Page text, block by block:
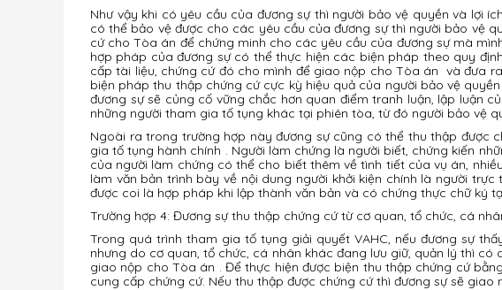
Như vậy khi có yêu cầu của đương sự thì người bảo vệ quyền và lợi
có thể bảo vệ được cho các yêu cầu của đương sự thì người bảo vệ
cứ cho Tòa án để chứng minh cho các yêu cầu của đương sự mà
hợp pháp của đương sự có thể thực hiện các biện pháp theo quy
cấp tài liệu, chứng cứ đó cho mình để giao nộp cho Tòa án và đưa
biện pháp thu thập chứng cứ cực kỳ hiệu quả của người bảo vệ
đương sự sẽ củng cố vững chắc hơn quan điểm tranh luận, lập luận
những người tham gia tố tụng khác tại phiên tòa, từ đó người bảo vệ
Ngoài ra trong trường hợp này đương sự cũng có thể thu thập được
gia tố tụng hành chính . Người làm chứng là người biết, chứng kiến
của người làm chứng có thể cho biết thêm về tình tiết của vụ án,
làm văn bản trình bày về nội dung người khởi kiện chính là người
được coi là hợp pháp khi lập thành văn bản và có chứng thực chữ ký
Trường hợp 4: Đương sự thu thập chứng cứ từ cơ quan, tổ chức, cá
Trong quá trình tham gia tố tụng giải quyết VAHC, nếu đương sự
nhưng do cơ quan, tổ chức, cá nhân khác đang lưu giữ, quản lý thì
giao nộp cho Tòa án . Để thực hiện được biện thu thập chứng cứ
cung cấp chứng cứ. Nếu thu thập được chứng cứ thì đương sự sẽ